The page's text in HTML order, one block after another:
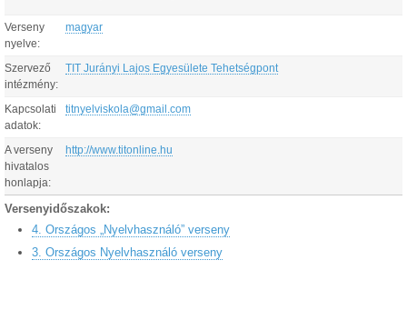
Verseny
nyelve:
magyar
Szervező
intézmény:
TIT Jurányi Lajos Egyesülete Tehetségpont
Kapcsolati
adatok:
titnyelviskola@gmail.com
A verseny
hivatalos
honlapja:
http://www.titonline.hu
Versenyidőszakok:
4. Országos „Nyelvhasználó” verseny
3. Országos Nyelvhasználó verseny